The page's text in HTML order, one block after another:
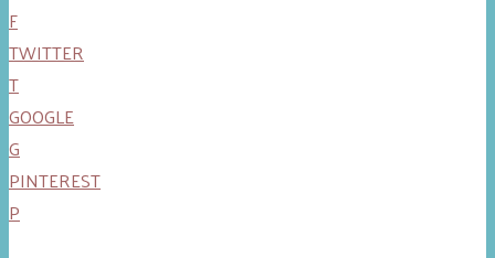
F
TWITTER
T
GOOGLE
G
PINTEREST
P